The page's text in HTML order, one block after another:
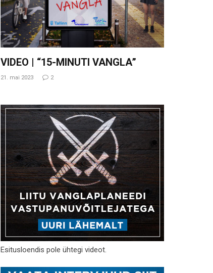
VIDEO | “15-MINUTI VANGLA”
21. mai 2023 2
Esitusloendis pole ühtegi videot.